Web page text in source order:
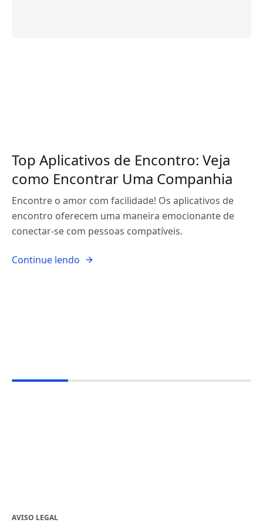
Top Aplicativos de Encontro: Veja
como Encontrar Uma Companhia
Encontre o amor com facilidade! Os aplicativos de
encontro oferecem uma maneira emocionante de
conectar-se com pessoas compatíveis.
Continue lendo
AVISO LEGAL